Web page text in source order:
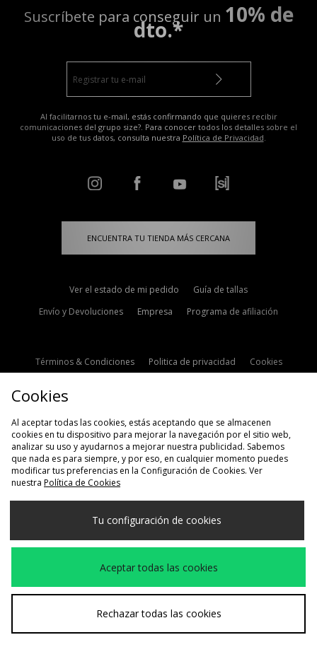
Suscríbete para conseguir un 10% de
dto.*
Al facilitarnos tu e-mail, estás confirmando que quieres recibir
comunicaciones del grupo size?. Para conocer todos los detalles sobre el
uso de tus datos, consulta nuestra Política de Privacidad.
ENCUENTRA TU TIENDA MÁS CERCANA
Ver el estado de mi pedido
Guía de tallas
Envío y Devoluciones
Empresa Programa de afiliación
Términos & Condiciones Politica de privacidad
Cookies
Selecciona País
España
Aceptamos las siguientes formas de pago
Visita nuestra página corporativa en www.jdplc.com
Cookies
Al aceptar todas las cookies, estás aceptando que se almacenen
cookies en tu dispositivo para mejorar la navegación por el sitio web,
analizar su uso y ayudarnos a mejorar nuestra publicidad. Sabemos
que nada es para siempre, y por eso, en cualquier momento puedes
modificar tus preferencias en la Configuración de Cookies. Ver
nuestra Política de Cookies
Tu configuración de cookies
Aceptar todas las cookies
Rechazar todas las cookies